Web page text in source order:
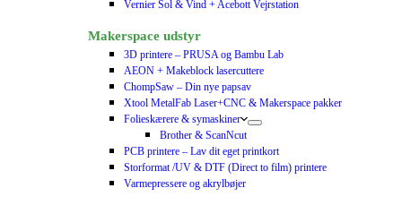
Vernier Sol & Vind + Acebott Vejrstation
Makerspace udstyr
3D printere – PRUSA og Bambu Lab
AEON + Makeblock lasercuttere
ChompSaw – Din nye papsav
Xtool MetalFab Laser+CNC & Makerspace pakker
Folieskærere & symaskiner
Brother & ScanNcut
PCB printere – Lav dit eget printkort
Storformat /UV & DTF (Direct to film) printere
Varmepressere og akrylbøjer